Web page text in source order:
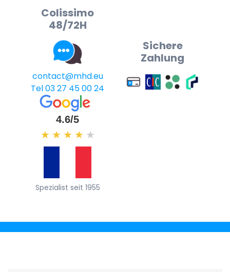
Colissimo
48/72H
contact@mhd.eu
Tel 03 27 45 00 24
Sichere
Zahlung
4.6/5
★ ★ ★ ★ ★
Spezialist seit 1955